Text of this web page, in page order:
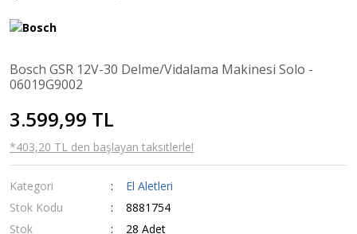
Bosch GSR 12V-30 Delme/Vidalama Makinesi Solo -
06019G9002
3.599,99 TL
*403,20 TL den başlayan taksitlerle!
Kategori
El Aletleri
Stok Kodu
8881754
Stok
28 Adet